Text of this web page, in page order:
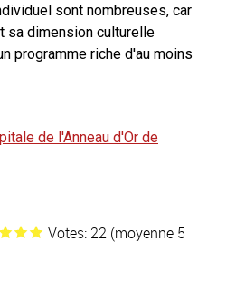
sont nombreuses, car
sa dimension culturelle
programme riche d'au moins
de l'Anneau d'Or de
Votes: 22 (moyenne 5